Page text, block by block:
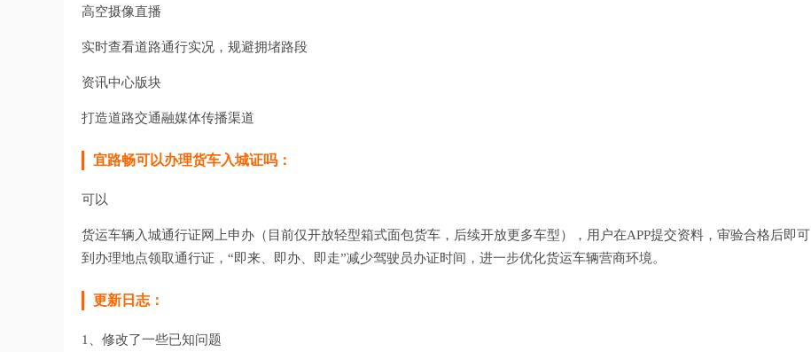
高空摄像直播
实时查看道路通行实况，规避拥堵路段
资讯中心版块
打造道路交通融媒体传播渠道
宜路畅可以办理货车入城证吗：
可以
货运车辆入城通行证网上申办（目前仅开放轻型箱式面包货车，后续开放更多车型），用户在APP提交资料，审验合格后即可
到办理地点领取通行证，“即来、即办、即走”减少驾驶员办证时间，进一步优化货运车辆营商环境。
更新日志：
1、修改了一些已知问题